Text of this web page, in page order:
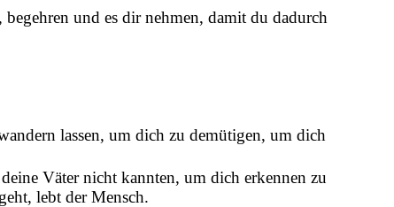
und es dir nehmen, damit du dadurch
lassen, um dich zu demütigen, um dich
Väter nicht kannten, um dich erkennen zu
lebt der Mensch.